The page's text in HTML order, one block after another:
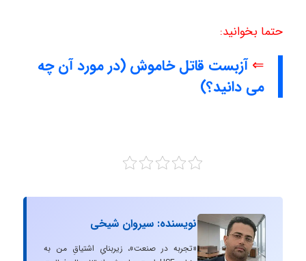
حتما بخوانید:
⇐آزبست قاتل خاموش (در مورد آن چه
می دانید؟)
نویسنده: سیروان شیخی
«تجربه در صنعت»، زیربنایِ اشتیاقِ من به